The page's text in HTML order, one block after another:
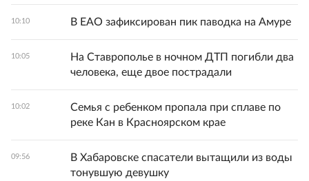
10:10 В ЕАО зафиксирован пик паводка на Амуре
10:05
На Ставрополье в ночном ДТП погибли два
человека, еще двое пострадали
10:02
Семья с ребенком пропала при сплаве по
реке Кан в Красноярском крае
09:56
В Хабаровске спасатели вытащили из воды
тонувшую девушку